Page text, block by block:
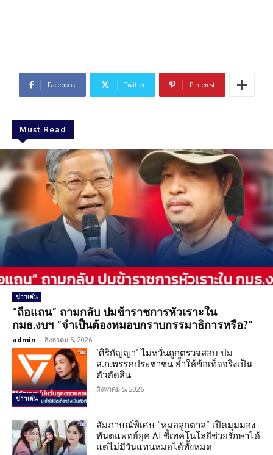
Facebook Twitter Pinterest
Must Read
ข่าวเด่น
“ถือแถน” ถามกลับ ปมข้าราชการหัวเราะใน
กมธ.งบฯ “จำเป็นต้องหมอบกราบกรรมาธิการหรือ?”
admin - สิงหาคม 5, 2026
ข่าวเด่น
‘ศิริกัญญา’ ไม่หวั่นถูกตรวจสอบ ปม
ส.ก.พรรคประชาชน ย้ำให้ข้อเท็จจริงเป็น
ตัวตัดสิน
สิงหาคม 5, 2026
สัมภาษณ์พิเศษ “หมอลูกตาล” เปิดมุมมอง
ทันตแพทย์ยุค AI ชี้เทคโนโลยีช่วยรักษาได้
แต่ไม่มีวันแทนหมอได้ทั้งหมด